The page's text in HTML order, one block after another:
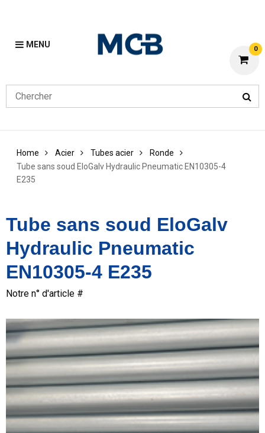
MENU 0
Home Acier Tubes acier
Ronde
Tube sans soud EloGalv Hydraulic Pneumatic EN10305-4
E235
Tube sans soud EloGalv
Hydraulic Pneumatic
EN10305-4 E235
Notre n° d'article #